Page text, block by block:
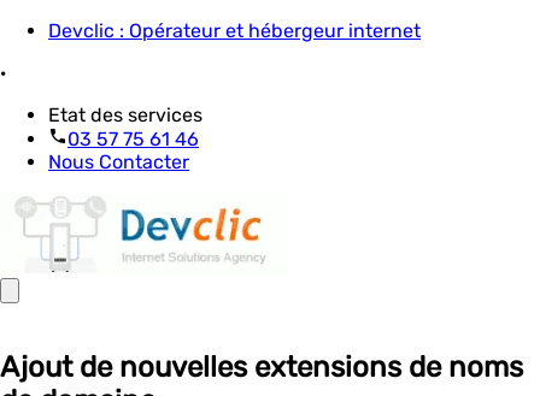
Devclic : Opérateur et hébergeur internet
·
Etat des services
03 57 75 61 46
Nous Contacter
Ajout de nouvelles extensions de noms